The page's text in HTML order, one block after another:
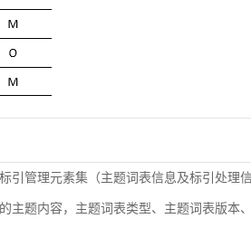
引管理元素集（主题词表信息及标引处理
主题内容，主题词表类型、主题词表版本